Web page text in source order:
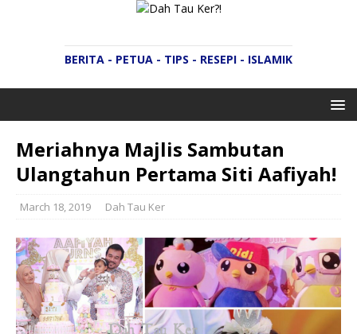
BERITA - PETUA - TIPS - RESEPI - ISLAMIK
Meriahnya Majlis Sambutan
Ulangtahun Pertama Siti Aafiyah!
March 18, 2019 Dah Tau Ker